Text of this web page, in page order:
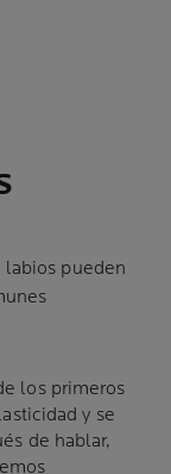
pueden
los primeros
y se
de hablar,